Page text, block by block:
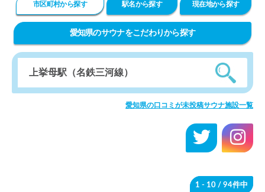
市区町村から探す 駅名から探す 現在地から探す
愛知県のサウナをこだわりから探す
愛知県の口コミが未投稿サウナ施設一覧
1 - 10 / 94件中